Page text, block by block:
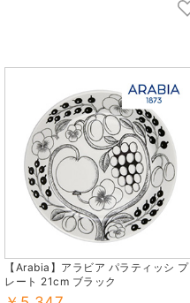
【Arabia】アラビア パラティッシ プ
レート 21cm ブラック